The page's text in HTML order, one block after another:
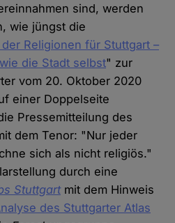
sind, werden
wie jüngst die
der Religionen für Stuttgart –
die Stadt selbst" zur
vom 20. Oktober 2020
einer Doppelseite
Pressemitteilung des
dem Tenor: "Nur jeder
sich als nicht religiös."
durch eine
Stuttgartmit dem Hinweis
des Stuttgarter Atlas